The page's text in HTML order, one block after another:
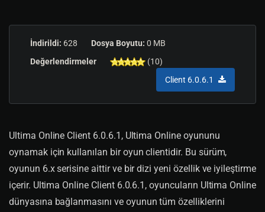
İndirildi: 628 Dosya Boyutu: 0 MB
Değerlendirmeler
(10)
Client 6.0.6.1
Ultima Online Client 6.0.6.1, Ultima Online oyununu
oynamak için kullanılan bir oyun clientidir. Bu sürüm,
oyunun 6.x serisine aittir ve bir dizi yeni özellik ve iyileştirme
içerir. Ultima Online Client 6.0.6.1, oyuncuların Ultima Online
dünyasına bağlanmasını ve oyunun tüm özelliklerini